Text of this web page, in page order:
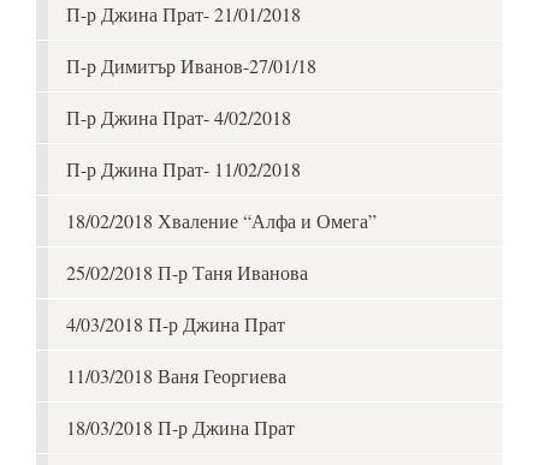
П-р Джина Прат- 21/01/2018
П-р Димитър Иванов-27/01/18
П-р Джина Прат- 4/02/2018
П-р Джина Прат- 11/02/2018
18/02/2018 Хваление “Алфа и Омега”
25/02/2018 П-р Таня Иванова
4/03/2018 П-р Джина Прат
11/03/2018 Ваня Георгиева
18/03/2018 П-р Джина Прат